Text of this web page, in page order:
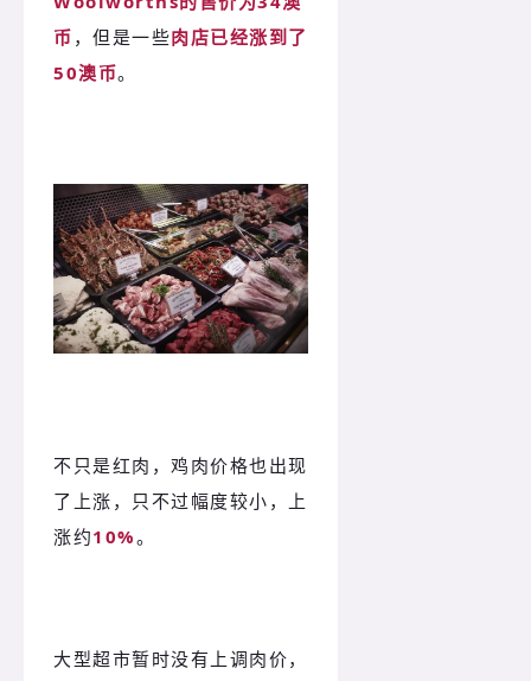
币 ，但是一些肉店已经涨到了
50澳币。
不只是红肉，鸡肉价格也出现
了上涨，只不过幅度较小，上
涨约10%。
大型超市暂时没有上调肉价，